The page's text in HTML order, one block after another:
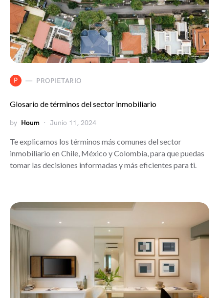
P PROPIETARIO
Glosario de términos del sector inmobiliario
by Houm Junio 11, 2024
Te explicamos los términos más comunes del sector
inmobiliario en Chile, México y Colombia, para que puedas
tomar las decisiones informadas y más eficientes para ti.